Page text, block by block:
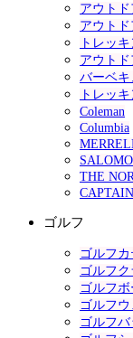
アウト
アウト
トレッ
アウト
バーベキ
トレッ
Coleman
Columbia
THE
ゴルフ
ゴルフ
ゴルフク
ゴルフ
ゴルフウ
ゴルフ